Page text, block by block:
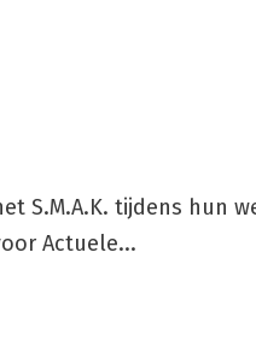
S.M.A.K. tijdens hun
Actuele...